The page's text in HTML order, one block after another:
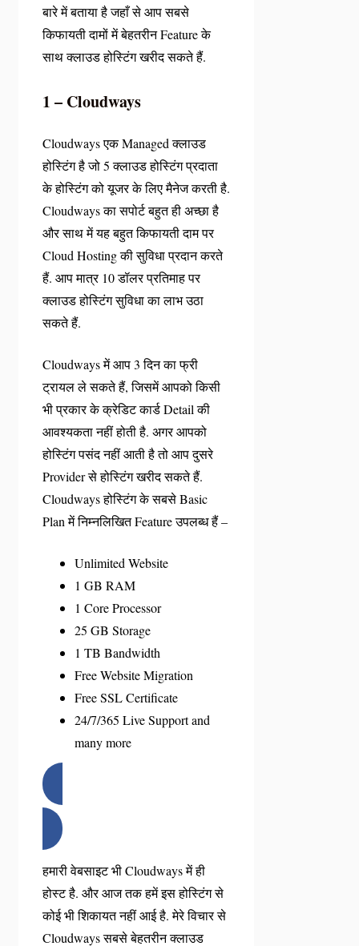
बारे में बताया है जहाँ से आप सबसे
किफायती दामों में बेहतरीन Feature के
साथ क्लाउड होस्टिंग खरीद सकते हैं.
1 – Cloudways
Cloudways एक Managed क्लाउड
होस्टिंग है जो 5 क्लाउड होस्टिंग प्रदाता
के होस्टिंग को यूजर के लिए मैनेज करती है.
Cloudways का सपोर्ट बहुत ही अच्छा है
और साथ में यह बहुत किफायती दाम पर
Cloud Hosting की सुविधा प्रदान करते
हैं. आप मात्र 10 डॉलर प्रतिमाह पर
क्लाउड होस्टिंग सुविधा का लाभ उठा
सकते हैं.
Cloudways में आप 3 दिन का फ्री
ट्रायल ले सकते हैं, जिसमें आपको किसी
भी प्रकार के क्रेडिट कार्ड Detail की
आवश्यकता नहीं होती है. अगर आपको
होस्टिंग पसंद नहीं आती है तो आप दुसरे
Provider से होस्टिंग खरीद सकते हैं.
Cloudways होस्टिंग के सबसे Basic
Plan में निम्नलिखित Feature उपलब्ध हैं –
Unlimited Website
1 GB RAM
1 Core Processor
25 GB Storage
1 TB Bandwidth
Free Website Migration
Free SSL Certificate
24/7/365 Live Support and
many more
Start Your 3 Days Free Trial
हमारी वेबसाइट भी Cloudways में ही
होस्ट है. और आज तक हमें इस होस्टिंग से
कोई भी शिकायत नहीं आई है. मेरे विचार से
Cloudways सबसे बेहतरीन क्लाउड